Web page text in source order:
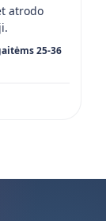
atrodo
25-36